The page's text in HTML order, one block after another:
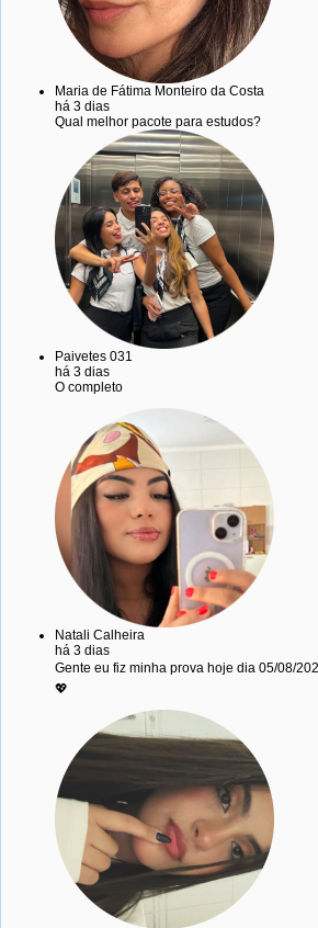
Maria de Fátima Monteiro da Costa
há 3 dias
Qual melhor pacote para estudos?
Paivetes 031
há 3 dias
O completo
Natali Calheira
há 3 dias
Gente eu fiz minha prova hoje dia 05/08/
💖